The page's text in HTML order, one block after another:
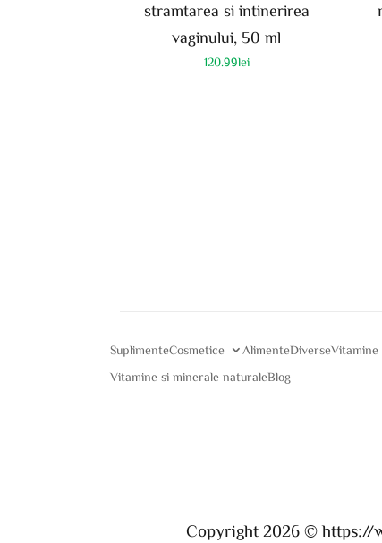
stramtarea si intinerirea
vaginului, 50 ml
120.99lei
SuplimenteCosmetice AlimenteDiverseVitamine
Vitamine si minerale naturaleBlog
Copyright 2026 ©https://